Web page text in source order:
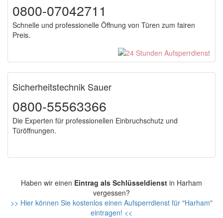
0800-07042711
Schnelle und professionelle Öffnung von Türen zum fairen
Preis.
Sicherheitstechnik Sauer
0800-55563366
Die Experten für professionellen Einbruchschutz und
Türöffnungen.
Haben wir einen Eintrag als Schlüsseldienst in Harham
vergessen?
>> Hier können Sie kostenlos einen Aufsperrdienst für "Harham"
eintragen! <<